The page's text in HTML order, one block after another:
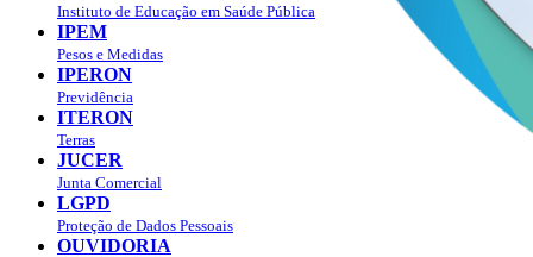
Instituto de Educação em Saúde Pública
IPEM
Pesos e Medidas
IPERON
Previdência
ITERON
Terras
JUCER
Junta Comercial
LGPD
Proteção de Dados Pessoais
OUVIDORIA